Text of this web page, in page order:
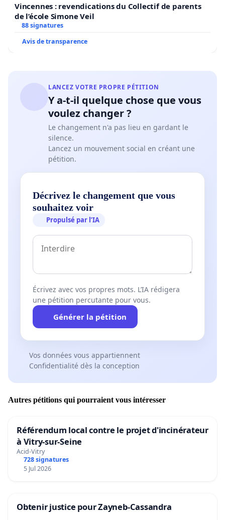
Vincennes : revendications du Collectif de parents
de l’école Simone Veil
88 signatures
Avis de transparence
LANCEZ VOTRE PROPRE PÉTITION
Y a-t-il quelque chose que vous
voulez changer ?
Le changement n'a pas lieu en gardant le
silence.
Lancez un mouvement social en créant une
pétition.
Décrivez le changement que vous
souhaitez voir
Propulsé par l’IA
Écrivez avec vos propres mots. L’IA rédigera
une pétition percutante pour vous.
Générer la pétition
Vos données vous appartiennent
Confidentialité dès la conception
Autres pétitions qui pourraient vous intéresser
Référendum local contre le projet d'incinérateur
à Vitry-sur-Seine
Acid-Vitry
728 signatures
5 Jul 2026
Obtenir justice pour Zayneb-Cassandra